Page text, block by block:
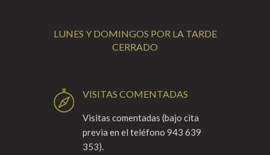
LUNES Y DOMINGOS POR LA TARDE
CERRADO
VISITAS COMENTADAS
Visitas comentadas (bajo cita
previa en el teléfono 943 639
353).